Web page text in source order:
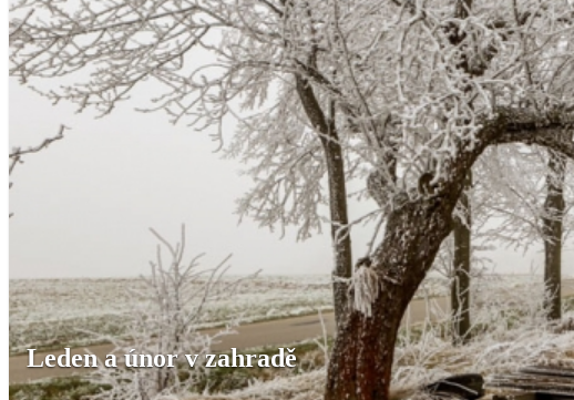
Leden a únor v zahradě